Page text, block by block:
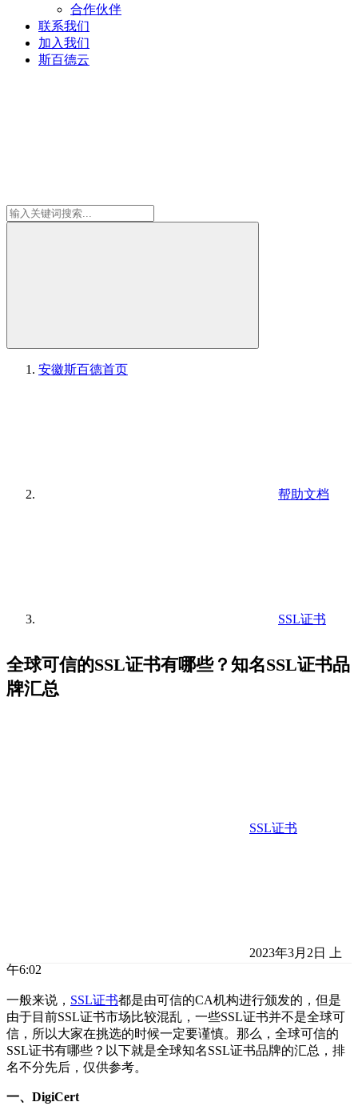
合作伙伴
联系我们
加入我们
斯百德云
安徽斯百德首页
帮助文档
SSL证书
全球可信的SSL证书有哪些？知名SSL证书品
牌汇总
SSL证书
2023年3月2日 上
午6:02
一般来说， SSL证书都是由可信的CA机构进行颁发的，但是
由于目前SSL证书市场比较混乱，一些SSL证书并不是全球可
信，所以大家在挑选的时候一定要谨慎。那么，全球可信的
SSL证书有哪些？以下就是全球知名SSL证书品牌的汇总，排
名不分先后，仅供参考。
一、DigiCert